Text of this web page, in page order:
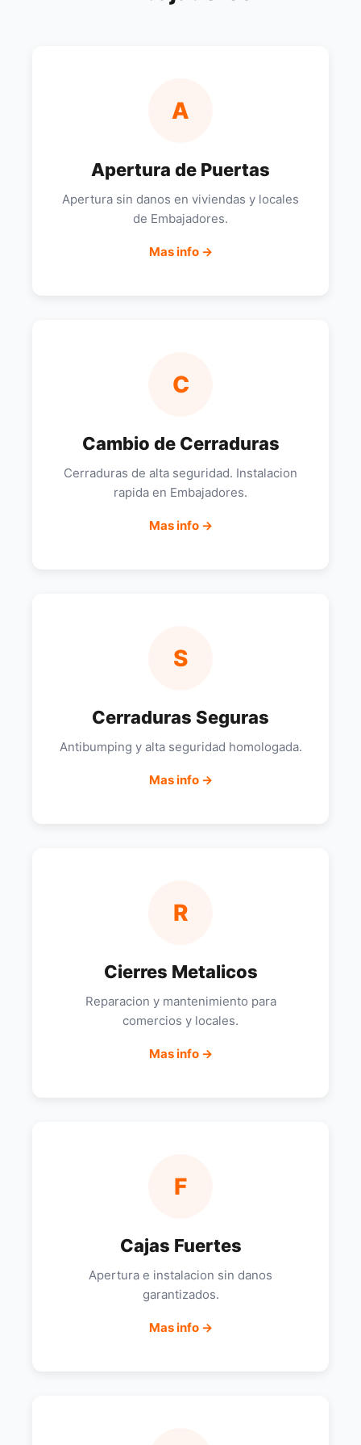
A
Apertura de Puertas
Apertura sin danos en viviendas y locales
de Embajadores.
Mas info →
C
Cambio de Cerraduras
Cerraduras de alta seguridad. Instalacion
rapida en Embajadores.
Mas info →
S
Cerraduras Seguras
Antibumping y alta seguridad homologada.
Mas info →
R
Cierres Metalicos
Reparacion y mantenimiento para
comercios y locales.
Mas info →
F
Cajas Fuertes
Apertura e instalacion sin danos
garantizados.
Mas info →